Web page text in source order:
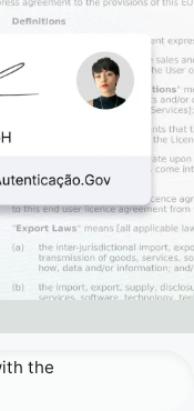
the